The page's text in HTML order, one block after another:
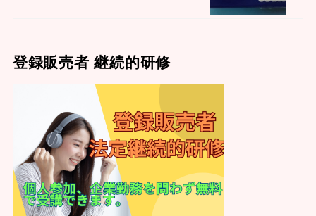
登録販売者 継続的研修